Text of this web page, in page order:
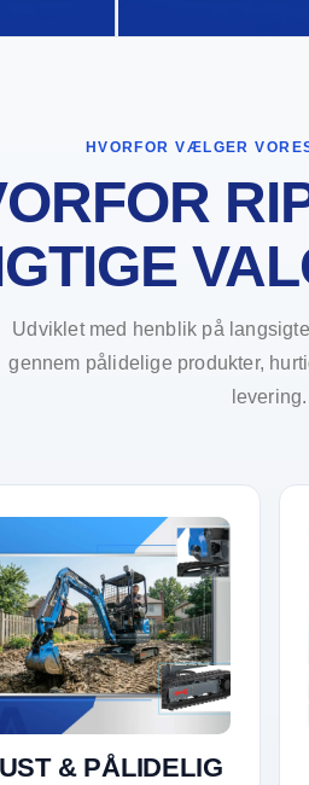
HVORFOR VÆLGER
Udviklet med henblik på
gennem pålidelige produkter,
levering.
& PÅLIDELIG